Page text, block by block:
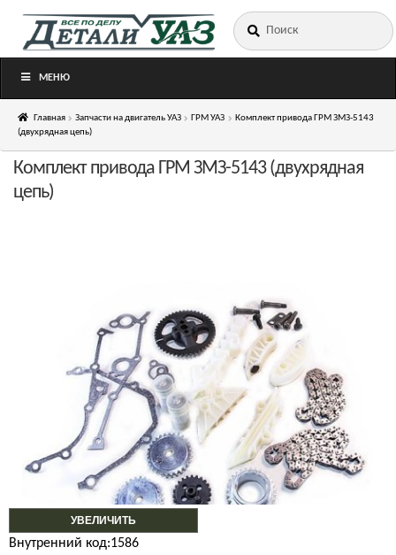
Перейти
Перейти
Искать:
МЕНЮ
Главная Запчасти на двигатель УАЗ ГРМ УАЗ
Комплект привода ГРМ ЗМЗ-5143
(двухрядная цепь)
УВЕЛИЧИТЬ
Комплект привода ГРМ ЗМЗ-5143 (двухрядная
цепь)
Внутренний код:1586